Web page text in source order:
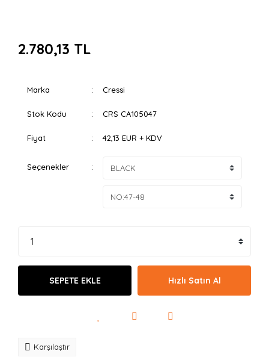
2.780,13 TL
Marka Cressi
Stok Kodu CRS CA105047
Fiyat 42,13 EUR + KDV
Seçenekler
SEPETE EKLE Hızlı Satın Al
Karşılaştır